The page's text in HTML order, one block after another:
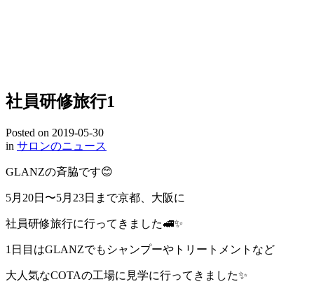
社員研修旅行1
Posted on 2019-05-30
in サロンのニュース
GLANZの斉脇です😊
5月20日〜5月23日まで京都、大阪に
社員研修旅行に行ってきました🚅✨
1日目はGLANZでもシャンプーやトリートメントなど
大人気なCOTAの工場に見学に行ってきました✨